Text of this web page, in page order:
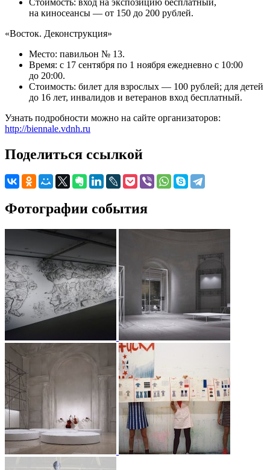
на киносеансы — от 150 до 200 рублей.
«Восток. Деконструкция»
Место: павильон № 13.
Время: c 17 сентября по 1 ноября ежедневно с 10:00
до 20:00.
Стоимость: билет для взрослых — 100 рублей; для детей
до 16 лет, инвалидов и ветеранов вход бесплатный.
Узнать подробности можно на сайте организаторов:
http://biennale.vdnh.ru
Поделиться ссылкой
Фотографии события